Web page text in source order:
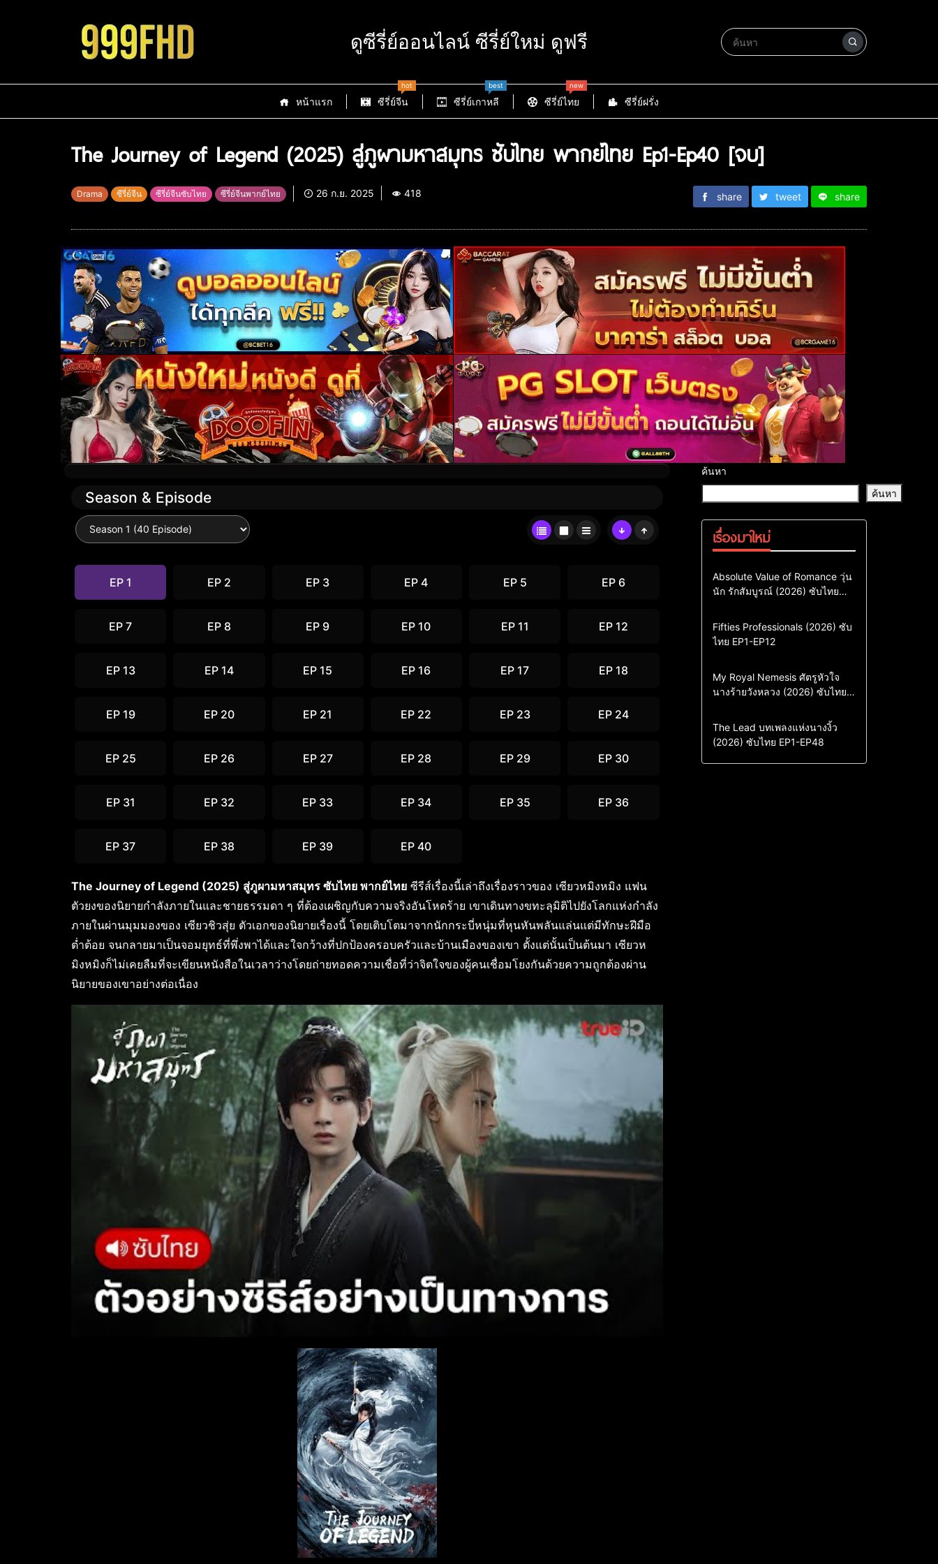
ดูซีรี่ย์ออนไลน์ ซีรี่ย์ใหม่ ดูฟรี
หน้าแรก ซีรี่ย์จีน
hot
ซีรี่ย์เกาหลี
best
ซีรี่ย์ไทย
new
ซีรี่ย์ฝรั่ง
The Journey of Legend (2025) สู่ภูผามหาสมุทร ซับไทย พากย์ไทย Ep1-Ep40 [จบ]
Drama ซีรี่ย์จีน ซีรี่ย์จีนซับไทย ซีรี่ย์จีนพากย์ไทย 26 ก.ย. 2025 418 share tweet share
Season & Episode
EP 1 EP 2 EP 3 EP 4 EP 5 EP 6
EP 7 EP 8 EP 9 EP 10 EP 11 EP 12
EP 13 EP 14 EP 15 EP 16 EP 17 EP 18
EP 19 EP 20 EP 21 EP 22 EP 23 EP 24
EP 25 EP 26 EP 27 EP 28 EP 29 EP 30
EP 31 EP 32 EP 33 EP 34 EP 35 EP 36
EP 37 EP 38 EP 39 EP 40
The Journey of Legend (2025) สู่ภูผามหาสมุทร ซับไทย พากย์ไทย ซีรีส์เรื่องนี้เล่าถึงเรื่องราวของ เซียวหมิงหมิง แฟน
ตัวยงของนิยายกำลังภายในและชายธรรมดา ๆ ที่ต้องเผชิญกับความจริงอันโหดร้าย เขาเดินทางขทะลุมิติไปยังโลกแห่งกำลัง
ภายในผ่านมุมมองของ เซียวชิวสุ่ย ตัวเอกของนิยายเรื่องนี้ โดยเติบโตมาจากนักกระบี่หนุ่มที่หุนหันพลันแล่นแต่มีทักษะฝีมือ
ต่ำต้อย จนกลายมาเป็นจอมยุทธ์ที่พึ่งพาได้และใจกว้างที่ปกป้องครอบครัวและบ้านเมืองของเขา ตั้งแต่นั้นเป็นต้นมา เซียวห
มิงหมิงก็ไม่เคยลืมที่จะเขียนหนังสือในเวลาว่างโดยถ่ายทอดความเชื่อที่ว่าจิตใจของผู้คนเชื่อมโยงกันด้วยความถูกต้องผ่าน
นิยายของเขาอย่างต่อเนื่อง
ค้นหา
ค้นหา
เรื่องมาใหม่
Comedy Drama
ซีรี่ย์เกาหลี
ซีรี่ย์เกาหลีซับไทย
Absolute Value of Romance วุ่น
นัก รักสัมบูรณ์ (2026) ซับไทย
Action & Adventure
Comedy
Drama
ซีรี่ย์เกาหลี
Fifties Professionals (2026) ซับ
ไทย EP1-EP12
Comedy
Drama
Sci-Fi & Fantasy
ซีรี่ย์เกาหลี
My Royal Nemesis ศัตรูหัวใจ
นางร้ายวังหลวง (2026) ซับไทย
Drama
ซีรี่ย์จีน
ซีรี่ย์จีนซับไทย
The Lead บทเพลงแห่งนางงิ้ว
(2026) ซับไทย EP1-EP48